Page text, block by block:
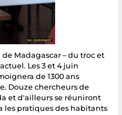
Madagascar – du troc et
Les 3 et 4 juin
de 1300 ans
Douze chercheurs de
et d'ailleurs se réuniront
les pratiques des habitants